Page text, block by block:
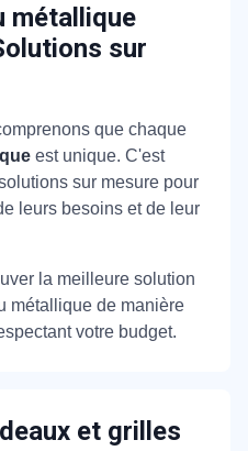
métallique
sur
que chaque
est unique. C'est
sur mesure pour
leurs besoins et de leur
la meilleure solution
métallique de manière
votre budget.
et grilles